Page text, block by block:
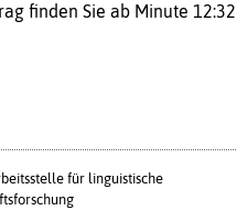
finden Sie ab Minute 12:32
für linguistische